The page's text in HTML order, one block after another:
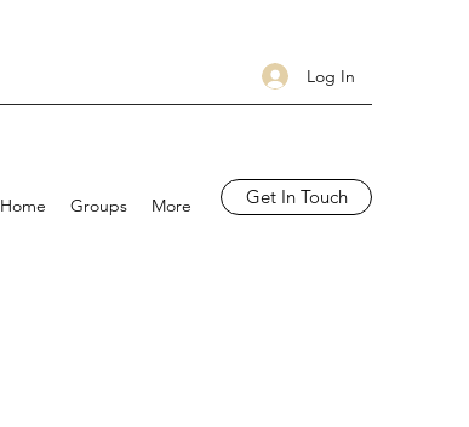
Log In
Home Groups More Get In Touch